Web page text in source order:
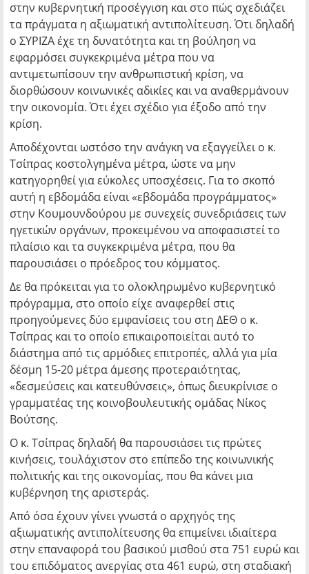
στην κυβερνητική προσέγγιση και στο πώς σχεδιάζει
τα πράγματα η αξιωματική αντιπολίτευση. Ότι δηλαδή
ο ΣΥΡΙΖΑ έχε τη δυνατότητα και τη βούληση να
εφαρμόσει συγκεκριμένα μέτρα που να
αντιμετωπίσουν την ανθρωπιστική κρίση, να
διορθώσουν κοινωνικές αδικίες και να αναθερμάνουν
την οικονομία. Ότι έχει σχέδιο για έξοδο από την
κρίση.
Αποδέχονται ωστόσο την ανάγκη να εξαγγείλει ο κ.
Τσίπρας κοστολγημένα μέτρα, ώστε να μην
κατηγορηθεί για εύκολες υποσχέσεις. Για το σκοπό
αυτή η εβδομάδα είναι «εβδομάδα προγράμματος»
στην Κουμουνδούρου με συνεχείς συνεδριάσεις των
ηγετικών οργάνων, προκειμένου να αποφασιστεί το
πλαίσιο και τα συγκεκριμένα μέτρα, που θα
παρουσιάσει ο πρόεδρος του κόμματος.
Δε θα πρόκειται για το ολοκληρωμένο κυβερνητικό
πρόγραμμα, στο οποίο είχε αναφερθεί στις
προηγούμενες δύο εμφανίσεις του στη ΔΕΘ ο κ.
Τσίπρας και το οποίο επικαιροποιείται αυτό το
διάστημα από τις αρμόδιες επιτροπές, αλλά για μία
δέσμη 15-20 μέτρα άμεσης προτεραιότητας,
«δεσμεύσεις και κατευθύνσεις», όπως διευκρίνισε ο
γραμματέας της κοινοβουλευτικής ομάδας Νίκος
Βούτσης.
Ο κ. Τσίπρας δηλαδή θα παρουσιάσει τις πρώτες
κινήσεις, τουλάχιστον στο επίπεδο της κοινωνικής
πολιτικής και της οικονομίας, που θα κάνει μια
κυβέρνηση της αριστεράς.
Από όσα έχουν γίνει γνωστά ο αρχηγός της
αξιωματικής αντιπολίτευσης θα επιμείνει ιδιαίτερα
στην επαναφορά του βασικού μισθού στα 751 ευρώ και
του επιδόματος ανεργίας στα 461 ευρώ, στη σταδιακή